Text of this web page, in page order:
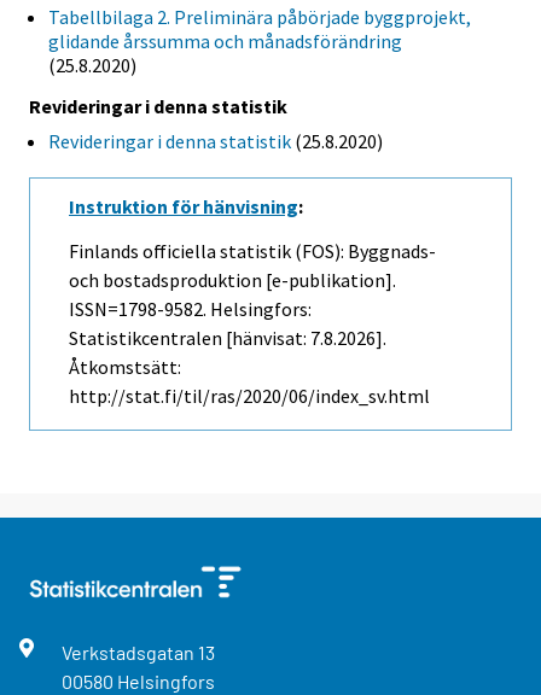
Tabellbilaga 2. Preliminära påbörjade byggprojekt,
glidande årssumma och månadsförändring
(25.8.2020)
Revideringar i denna statistik
Revideringar i denna statistik (25.8.2020)
Instruktion för hänvisning:
Finlands officiella statistik (FOS): Byggnads-
och bostadsproduktion [e-publikation].
ISSN=1798-9582. Helsingfors:
Statistikcentralen [hänvisat: 7.8.2026].
Åtkomstsätt:
http://stat.fi/til/ras/2020/06/index_sv.html
Verkstadsgatan 13
00580 Helsingfors